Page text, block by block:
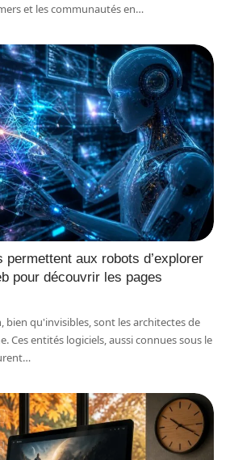
et les communautés en…
permettent aux robots d’explorer
pour découvrir les pages
bien qu'invisibles, sont les architectes de
Ces entités logiciels, aussi connues sous le
…